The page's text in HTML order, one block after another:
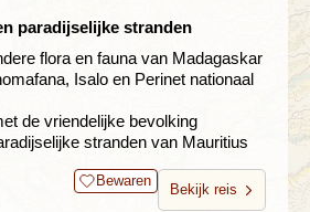
paradijselijke stranden
flora en fauna van Madagaskar
Isalo en Perinet nationaal
de vriendelijke bevolking
stranden van Mauritius
Bewaren
Bekijk reis